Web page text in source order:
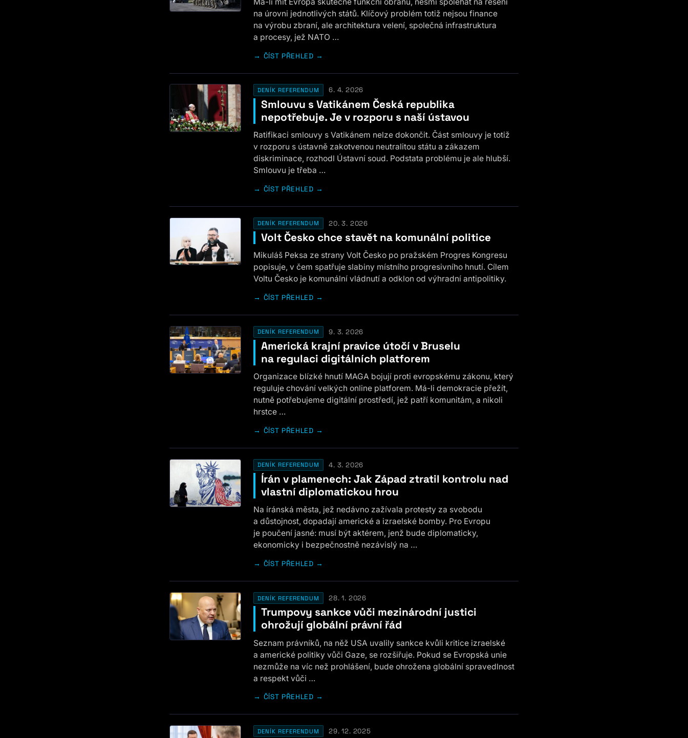
na úrovni jednotlivých států. Klíčový problém totiž nejsou finance
na výrobu zbraní, ale architektura velení, společná infrastruktura
a procesy, jež NATO …
ČÍST PŘEHLED →
DENÍK REFERENDUM 6. 4. 2026
Smlouvu s Vatikánem Česká republika
nepotřebuje. Je v rozporu s naší ústavou
Ratifikaci smlouvy s Vatikánem nelze dokončit. Část smlouvy je totiž
v rozporu s ústavně zakotvenou neutralitou státu a zákazem
diskriminace, rozhodl Ústavní soud. Podstata problému je ale hlubší.
Smlouvu je třeba …
ČÍST PŘEHLED →
DENÍK REFERENDUM 20. 3. 2026
Volt Česko chce stavět na komunální politice
Mikuláš Peksa ze strany Volt Česko po pražském Progres Kongresu
popisuje, v čem spatřuje slabiny místního progresivního hnutí. Cílem
Voltu Česko je komunální vládnutí a odklon od výhradní antipolitiky.
ČÍST PŘEHLED →
DENÍK REFERENDUM 9. 3. 2026
Americká krajní pravice útočí v Bruselu
na regulaci digitálních platforem
Organizace blízké hnutí MAGA bojují proti evropskému zákonu, který
reguluje chování velkých online platforem. Má-li demokracie přežít,
nutně potřebujeme digitální prostředí, jež patří komunitám, a nikoli
hrstce …
ČÍST PŘEHLED →
DENÍK REFERENDUM 4. 3. 2026
Írán v plamenech: Jak Západ ztratil kontrolu nad
vlastní diplomatickou hrou
Na íránská města, jež nedávno zažívala protesty za svobodu
a důstojnost, dopadají americké a izraelské bomby. Pro Evropu
je poučení jasné: musí být aktérem, jenž bude diplomaticky,
ekonomicky i bezpečnostně nezávislý na …
ČÍST PŘEHLED →
DENÍK REFERENDUM 28. 1. 2026
Trumpovy sankce vůči mezinárodní justici
ohrožují globální právní řád
Seznam právníků, na něž USA uvalily sankce kvůli kritice izraelské
a americké politiky vůči Gaze, se rozšiřuje. Pokud se Evropská unie
nezmůže na víc než prohlášení, bude ohrožena globální spravedlnost
a respekt vůči …
ČÍST PŘEHLED →
DENÍK REFERENDUM 29. 12. 2025